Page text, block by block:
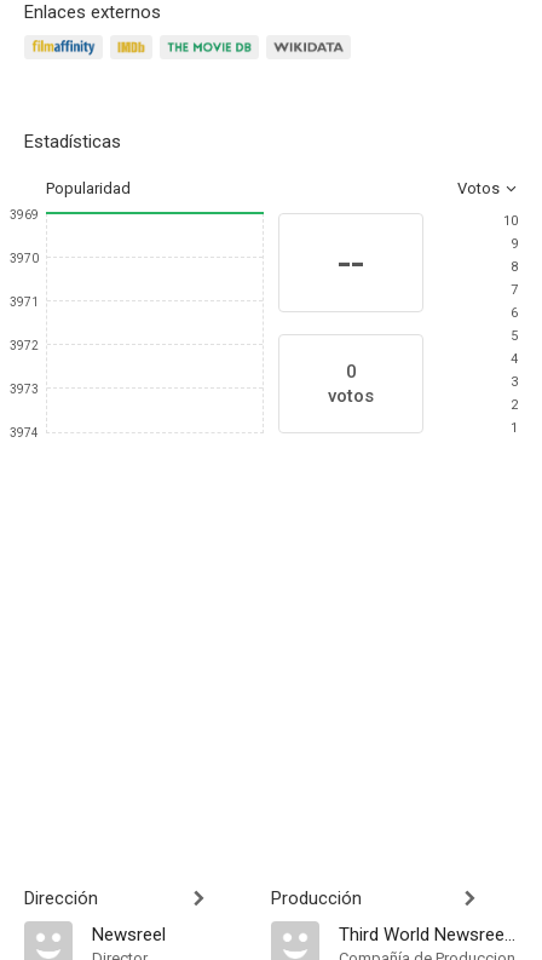
Enlaces externos
Estadísticas
Popularidad Votos
3969
3970
3971
3972
3973
3974
--
0
votos
10
9
8
7
6
5
4
3
2
1
Dirección
Newsreel
Producción
Third World Newsreel Film Collective